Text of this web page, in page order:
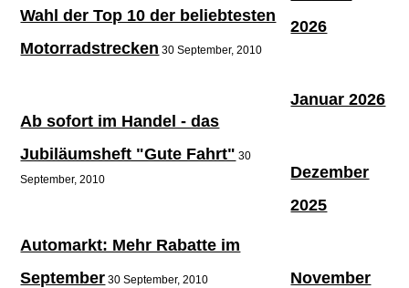
Wahl der Top 10 der beliebtesten
Motorradstrecken 30 September, 2010
Ab sofort im Handel - das
Jubiläumsheft "Gute Fahrt" 30
September, 2010
Automarkt: Mehr Rabatte im
September 30 September, 2010
2026
Januar 2026
Dezember
2025
November